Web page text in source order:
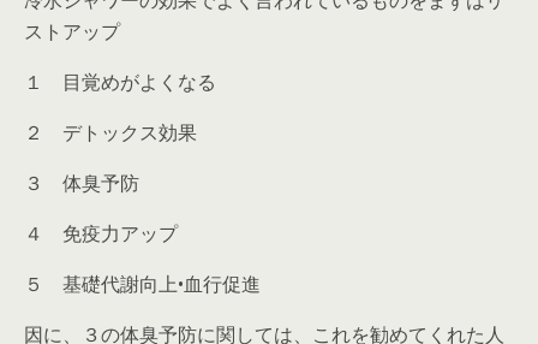
ストアップ
１ 目覚めがよくなる
２ デトックス効果
３ 体臭予防
４ 免疫力アップ
５ 基礎代謝向上•血行促進
因に、３の体臭予防に関しては、これを勧めてくれた人